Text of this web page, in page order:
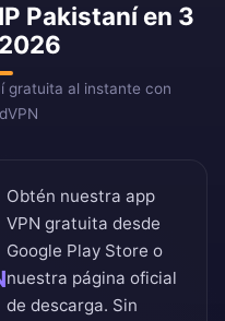
Pakistaní en 3
gratuita al instante con
Obtén nuestra app
VPN gratuita desde
Google Play Store o
nuestra página oficial
de descarga. Sin